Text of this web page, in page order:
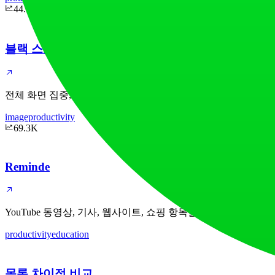
44.1K
블랙 스크린
전체 화면 집중, OLED 전력 절약 및 디스플레이 테스트를 위
imageproductivity
69.3K
Reminde
YouTube 동영상, 기사, 웹사이트, 쇼핑 항목을 저장하세요. 시
productivityeducation